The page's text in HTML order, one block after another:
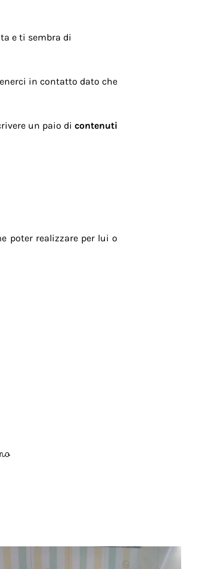
e ti sembra di
in contatto dato che
un paio dicontenuti
poter realizzare per lui o